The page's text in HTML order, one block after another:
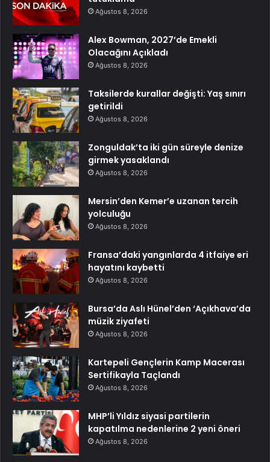
Ağustos 8, 2026
Alex Bowman, 2027’de Emekli
Olacağını Açıkladı
Ağustos 8, 2026
Taksilerde kurallar değişti: Yaş sınırı
getirildi
Ağustos 8, 2026
Zonguldak’ta iki gün süreyle denize
girmek yasaklandı
Ağustos 8, 2026
Mersin’den Kemer’e uzanan tercih
yolculuğu
Ağustos 8, 2026
Fransa’daki yangınlarda 4 itfaiye eri
hayatını kaybetti
Ağustos 8, 2026
Bursa’da Aslı Hünel’den ‘Açıkhava’da
müzik ziyafeti
Ağustos 8, 2026
Kartepeli Gençlerin Kamp Macerası
Sertifikayla Taçlandı
Ağustos 8, 2026
MHP’li Yıldız siyasi partilerin
kapatılma nedenlerine 2 yeni öneri
Ağustos 8, 2026